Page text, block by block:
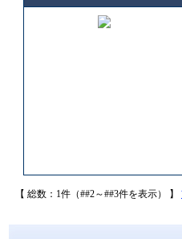
【 総数：1件（##2～##3件を表示） 】